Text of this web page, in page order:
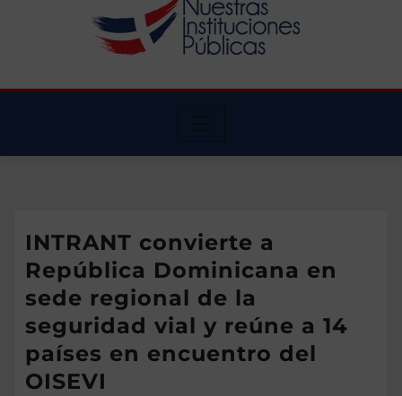
INTRANT convierte a
República Dominicana en
sede regional de la
seguridad vial y reúne a 14
países en encuentro del
OISEVI